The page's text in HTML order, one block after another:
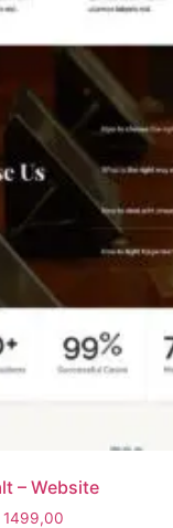
– Website
1499,00